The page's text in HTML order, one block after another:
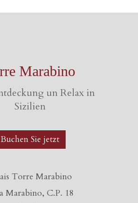
Marabino
un Relax in
Sizilien
Buchen Sie jetzt
Torre Marabino
Marabino, C.P. 18